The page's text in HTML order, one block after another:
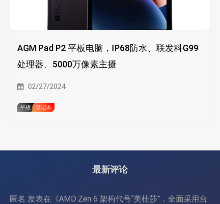
AGM Pad P2 平板电脑，IP68防水、联发科G99
处理器、5000万像素主摄
02/27/2024
平板 笔记本
最新评论
匿名 发表在《AMD Zen 6 架构代号“美杜莎”，全面采用台